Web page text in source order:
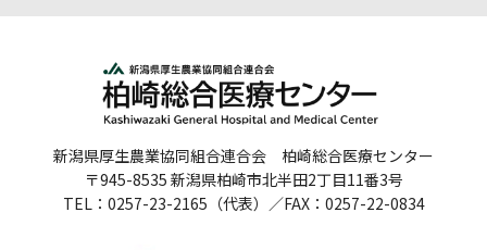
医療関係者の方へ
病院誌
新潟県厚生農業協同組合連合会 柏崎総合医療センター
〒945-8535 新潟県柏崎市北半田2丁目11番3号
TEL：0257-23-2165（代表）／FAX：0257-22-0834